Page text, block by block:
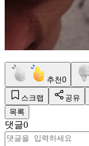
추천0
스크랩 공유
목록
댓글0